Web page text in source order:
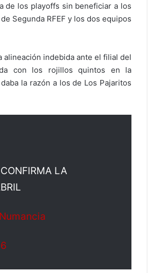
de los playoffs sin beneficiar a los
Segunda RFEF y los dos equipos
alineación indebida ante el filial del
con los rojillos quintos en la
la razón a los de Los Pajaritos
LA